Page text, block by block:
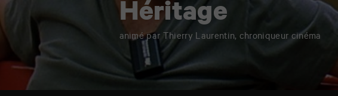
Héritage
animé par Thierry Laurentin, chroniqueur cinéma